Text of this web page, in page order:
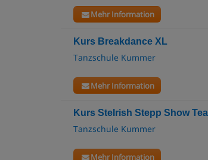
Mehr Information
Kurs Breakdance XL
Tanzschule Kummer
Mehr Information
Kurs SteIrish Stepp Show
Tanzschule Kummer
Mehr Information